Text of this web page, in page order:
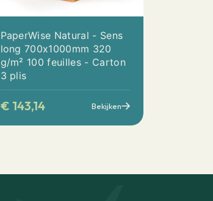
PaperWise Natural - Sens
long 700x1000mm 320
g/m² 100 feuilles - Carton
3 plis
€ 143,14 Bekijken